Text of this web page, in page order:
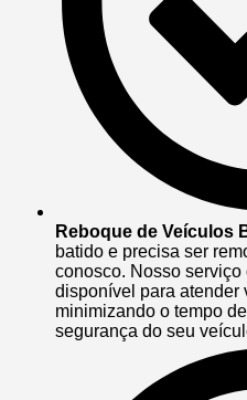
Reboque de Veículos
batido e precisa ser
conosco. Nosso
disponível para atender
minimizando o tempo
segurança do seu